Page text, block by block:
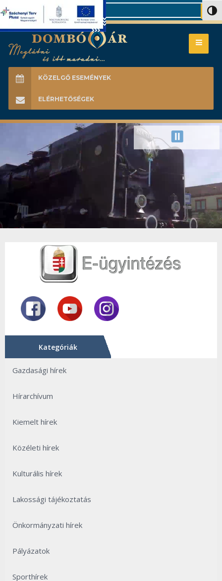
Search
KÖZELGŐ ESEMÉNYEK
ELÉRHETŐSÉGEK
Kategóriák
Gazdasági hírek
Hírarchívum
Kiemelt hírek
Közéleti hírek
Kulturális hírek
Lakossági tájékoztatás
Önkormányzati hírek
Pályázatok
Sporthírek